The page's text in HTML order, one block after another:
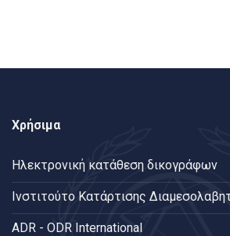
Χρήσιμα
Ηλεκτρονική κατάθεση δικογράφων
Ινστιτούτο Κατάρτισης
ADR - ODR International